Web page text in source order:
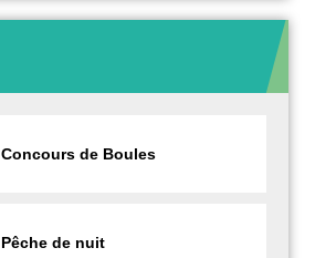
Concours de Boules
Pêche de nuit